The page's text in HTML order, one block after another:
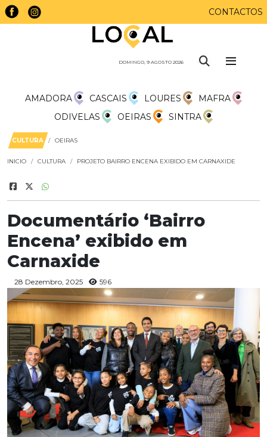
CONTACTOS
DOMINGO, 9 AGOSTO 2026
AMADORA CASCAIS LOURES
MAFRA
ODIVELAS
OEIRAS SINTRA
CULTURA OEIRAS
INICIO CULTURA PROJETO BAIRRO ENCENA EXIBIDO EM CARNAXIDE
Documentário ‘Bairro
Encena’ exibido em
Carnaxide
28 Dezembro, 2025 596